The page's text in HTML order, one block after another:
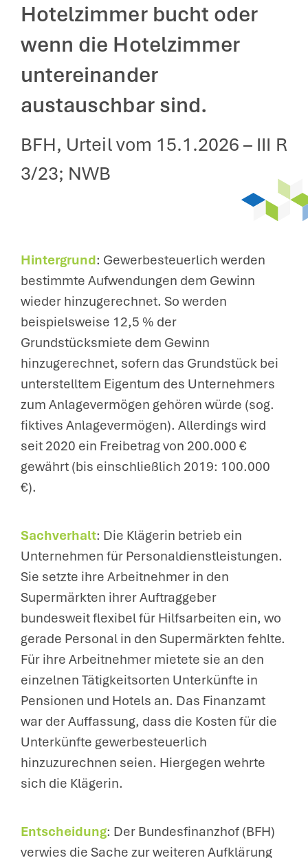
Hotelzimmer bucht oder
wenn die Hotelzimmer
untereinander
austauschbar sind.
BFH, Urteil vom 15.1.2026 – III R
3/23; NWB
Hintergrund: Gewerbesteuerlich werden
bestimmte Aufwendungen dem Gewinn
wieder hinzugerechnet. So werden
beispielsweise 12,5 % der
Grundstücksmiete dem Gewinn
hinzugerechnet, sofern das Grundstück bei
unterstelltem Eigentum des Unternehmers
zum Anlagevermögen gehören würde (sog.
fiktives Anlagevermögen). Allerdings wird
seit 2020 ein Freibetrag von 200.000 €
gewährt (bis einschließlich 2019: 100.000
€).
Sachverhalt: Die Klägerin betrieb ein
Unternehmen für Personaldienstleistungen.
Sie setzte ihre Arbeitnehmer in den
Supermärkten ihrer Auftraggeber
bundesweit flexibel für Hilfsarbeiten ein, wo
gerade Personal in den Supermärkten fehlte.
Für ihre Arbeitnehmer mietete sie an den
einzelnen Tätigkeitsorten Unterkünfte in
Pensionen und Hotels an. Das Finanzamt
war der Auffassung, dass die Kosten für die
Unterkünfte gewerbesteuerlich
hinzuzurechnen seien. Hiergegen wehrte
sich die Klägerin.
Entscheidung: Der Bundesfinanzhof (BFH)
verwies die Sache zur weiteren Aufklärung